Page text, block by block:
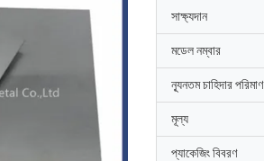
সাক্ষ্যদান
মডেল নম্বার
ন্যূনতম চাহিদার পরিমাণ
মূল্য
প্যাকেজিং বিবরণ